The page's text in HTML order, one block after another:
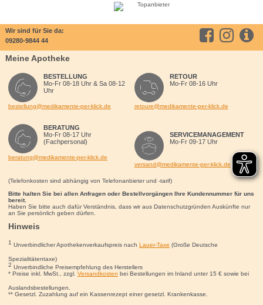
Wir sind für Sie da:
09280-9844 44
Meine Apotheke
BESTELLUNG
Mo-Fr 08-18 Uhr & Sa 08-12
Uhr
bestellung@medikamente-per-klick.de
BERATUNG
Mo-Fr 08-17 Uhr
(Fachpersonal)
beratung@medikamente-per-klick.de
RETOUR
Mo-Fr 08-16 Uhr
retoure@medikamente-per-klick.de
SERVICEMANAGEMENT
Mo-Fr 09-17 Uhr
versand@medikamente-per-klick.de
(Telefonkosten sind abhängig von Telefonanbieter und -tarif)
Bitte halten Sie bei allen Anfragen oder Bestellvorgängen Ihre Kundennummer für uns
bereit.
Haben Sie bitte auch dafür Verständnis, dass wir aus Datenschutzgründen Auskünfte nur
an Sie persönlich geben dürfen.
Hinweis
1 Unverbindlicher Apothekenverkaufspreis nach Lauer-Taxe (Große Deutsche
Spezialitätentaxe)
2 Unverbindliche Preisempfehlung des Herstellers
* Preise inkl. MwSt., zzgl. Versandkosten bei Bestellungen im Inland unter 15 €sowie bei
Auslandsbestellungen.
** Gesetzl. Zuzahlung auf ein Kassenrezept einer gesetzl. Krankenkasse.